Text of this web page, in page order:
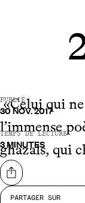
PUBLIÉ
30 NOV. 2017
TEMPS DE LECTURE
3 MINUTES
Partager sur
PARTAGER SUR
«Celui qui ne
l’immense
ghazals, qui